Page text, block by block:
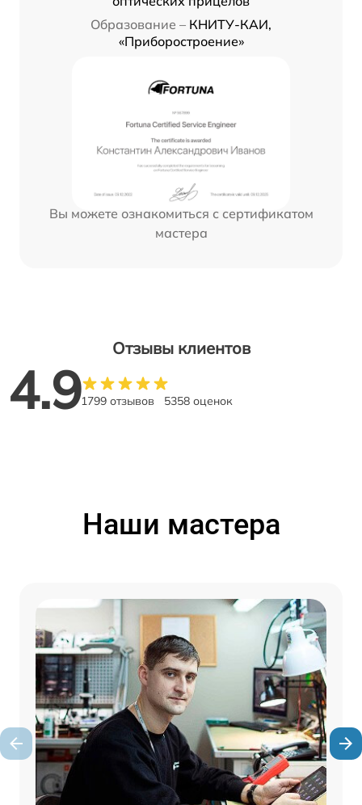
Образование – КНИТУ-КАИ,
«Приборостроение»
Вы можете ознакомиться с сертификатом
мастера
Отзывы клиентов
4.91799 отзывов 5358 оценок
Наши мастера